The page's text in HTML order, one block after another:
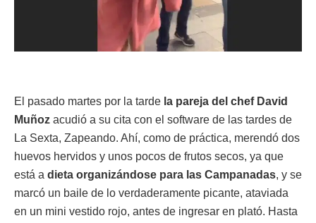
El pasado martes por la tarde la pareja del chef David
Muñoz acudió a su cita con el software de las tardes de
La Sexta, Zapeando. Ahí, como de práctica, merendó dos
huevos hervidos y unos pocos de frutos secos, ya que
está a dieta organizándose para las Campanadas, y se
marcó un baile de lo verdaderamente picante, ataviada
en un mini vestido rojo, antes de ingresar en plató. Hasta